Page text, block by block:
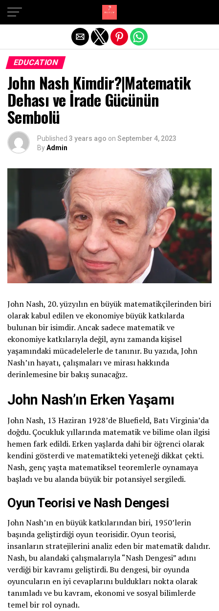
EDUCATION
John Nash Kimdir?|Matematik
Dehası ve İrade Gücünün
Sembolü
Published 3 years ago on September 4, 2023
ByAdmin
John Nash, 20. yüzyılın en büyük matematikçilerinden biri
olarak kabul edilen ve ekonomiye büyük katkılarda
bulunan bir isimdir. Ancak sadece matematik ve
ekonomiye katkılarıyla değil, aynı zamanda kişisel
yaşamındaki mücadelelerle de tanınır. Bu yazıda, John
Nash’ın hayatı, çalışmaları ve mirası hakkında
derinlemesine bir bakış sunacağız.
John Nash’ın Erken Yaşamı
John Nash, 13 Haziran 1928’de Bluefield, Batı Virginia’da
doğdu. Çocukluk yıllarında matematik ve bilime olan ilgisi
hemen fark edildi. Erken yaşlarda dahi bir öğrenci olarak
kendini gösterdi ve matematikteki yeteneği dikkat çekti.
Nash, genç yaşta matematiksel teoremlerle oynamaya
başladı ve bu alanda büyük bir potansiyel sergiledi.
Oyun Teorisi ve Nash Dengesi
John Nash’ın en büyük katkılarından biri, 1950’lerin
başında geliştirdiği oyun teorisidir. Oyun teorisi,
insanların stratejilerini analiz eden bir matematik dalıdır.
Nash, bu alandaki çalışmalarıyla “Nash Dengesi” adını
verdiği bir kavramı geliştirdi. Bu dengesi, bir oyunda
oyuncuların en iyi cevaplarını buldukları nokta olarak
tanımladı ve bu kavram, ekonomi ve sosyal bilimlerde
temel bir rol oynadı.
Exit mobile version